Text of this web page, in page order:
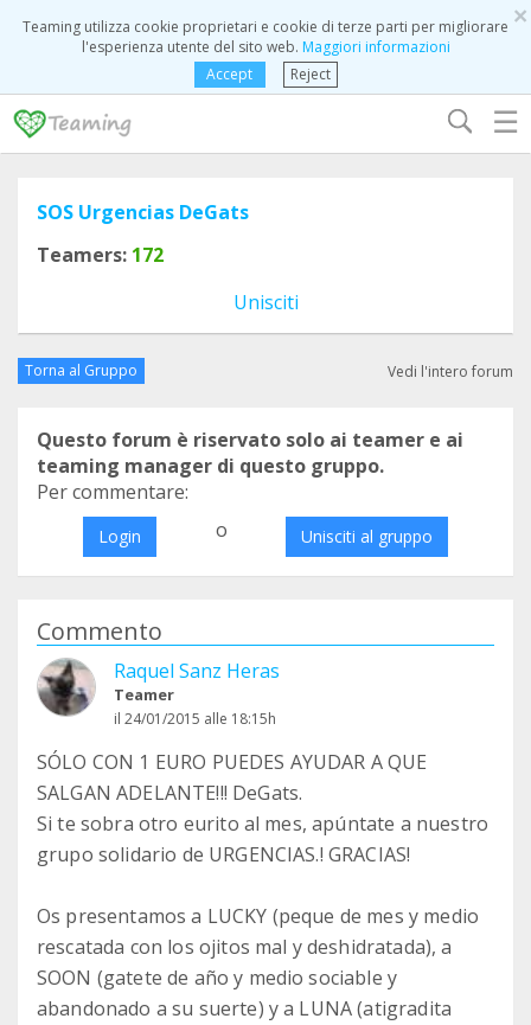
×
Teaming utilizza cookie proprietari e cookie di terze parti per migliorare
l'esperienza utente del sito web. Maggiori informazioni
Accept
Reject
☰
SOS Urgencias DeGats
Teamers: 172
Unisciti
Torna al Gruppo Vedi l'intero forum
Questo forum è riservato solo ai teamer e ai
teaming manager di questo gruppo.
Per commentare:
Login o Unisciti al gruppo
Commento
Raquel Sanz Heras
Teamer
il 24/01/2015 alle 18:15h
SÓLO CON 1 EURO PUEDES AYUDAR A QUE
SALGAN ADELANTE!!! DeGats.
Si te sobra otro eurito al mes, apúntate a nuestro
grupo solidario de URGENCIAS.! GRACIAS!
Os presentamos a LUCKY (peque de mes y medio
rescatada con los ojitos mal y deshidratada), a
SOON (gatete de año y medio sociable y
abandonado a su suerte) y a LUNA (atigradita